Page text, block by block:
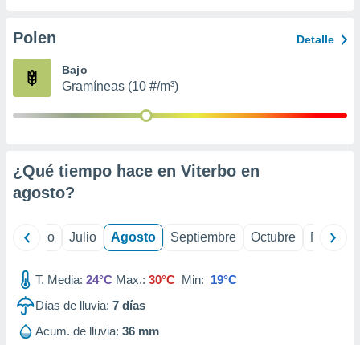
e
mediante
publicidad
publicidad
de
Polen Detalle
Bajo
Gramíneas (10 #/m³)
¿Qué tiempo hace en Viterbo en
agosto?
Junio Julio Agosto Septiembre Octubre
T. Media: 24°C Max.: 30°C Min: 19°C
Días de lluvia: 7 días
Acum. de lluvia: 36 mm